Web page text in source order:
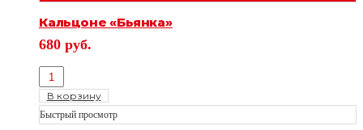
Кальцоне «Бьянка»
680 руб.
В корзину
Быстрый просмотр